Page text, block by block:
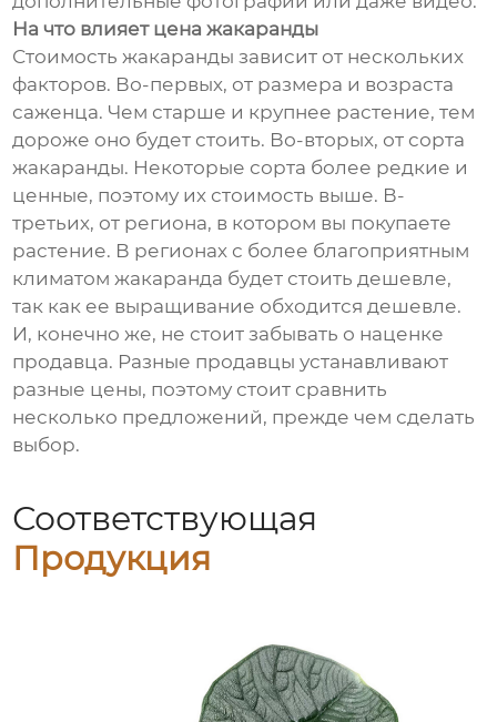
На что влияет цена жакаранды
Стоимость жакаранды зависит от нескольких
факторов. Во-первых, от размера и возраста
саженца. Чем старше и крупнее растение, тем
дороже оно будет стоить. Во-вторых, от сорта
жакаранды. Некоторые сорта более редкие и
ценные, поэтому их стоимость выше. В-
третьих, от региона, в котором вы покупаете
растение. В регионах с более благоприятным
климатом жакаранда будет стоить дешевле,
так как ее выращивание обходится дешевле.
И, конечно же, не стоит забывать о наценке
продавца. Разные продавцы устанавливают
разные цены, поэтому стоит сравнить
несколько предложений, прежде чем сделать
выбор.
Соответствующая
Продукция